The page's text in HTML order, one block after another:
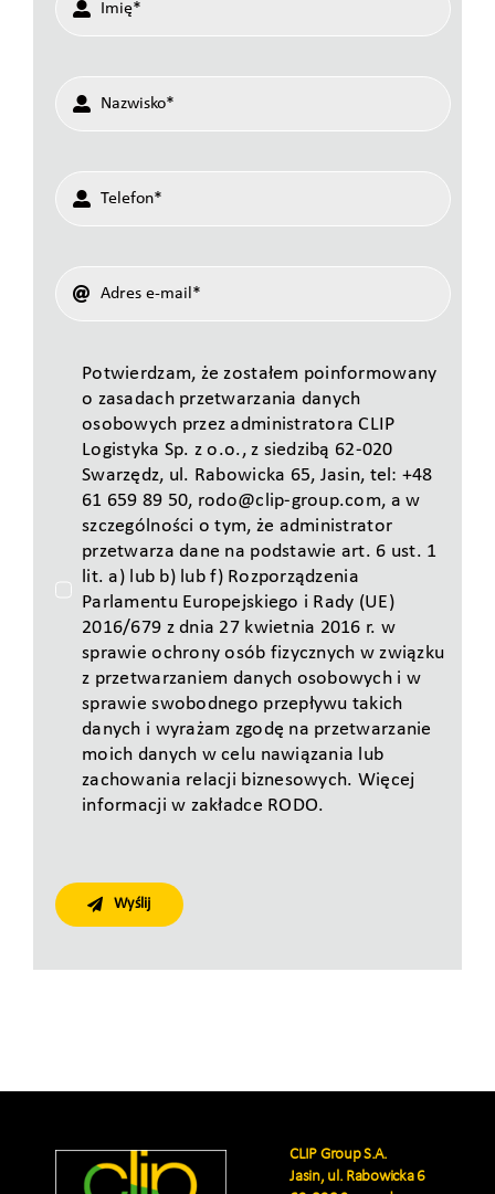
Potwierdzam, że zostałem poinformowany
o zasadach przetwarzania danych
osobowych przez administratora CLIP
Logistyka Sp. z o.o., z siedzibą 62-020
Swarzędz, ul. Rabowicka 65, Jasin, tel: +48
61 659 89 50, rodo@clip-group.com, a w
szczególności o tym, że administrator
przetwarza dane na podstawie art. 6 ust. 1
lit. a) lub b) lub f) Rozporządzenia
Parlamentu Europejskiego i Rady (UE)
2016/679 z dnia 27 kwietnia 2016 r. w
sprawie ochrony osób fizycznych w związku
z przetwarzaniem danych osobowych i w
sprawie swobodnego przepływu takich
danych i wyrażam zgodę na przetwarzanie
moich danych w celu nawiązania lub
zachowania relacji biznesowych. Więcej
informacji w zakładce RODO.
Wyślij
CLIP Group S.A.
Jasin, ul. Rabowicka 6